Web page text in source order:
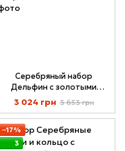
Серебряный набор
Дельфин с золотыми
вставками и Розовым
Кварцем 105-09
3 024 грн 3 653 грн
−17%
3